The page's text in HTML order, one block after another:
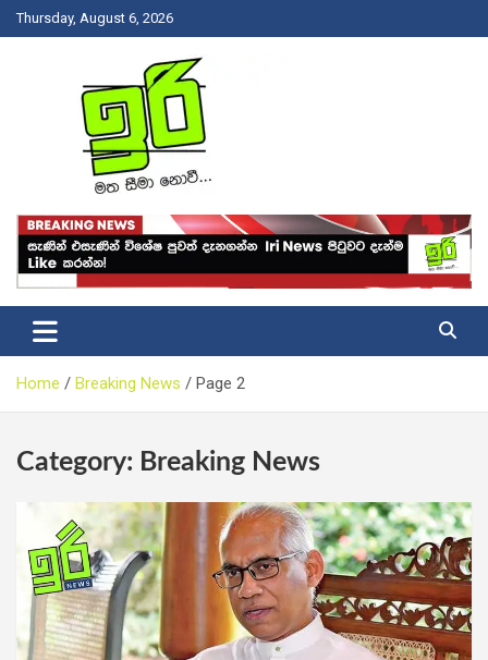
Skip
to
Thursday, August 6, 2026
Iri News
Home Breaking News Page 2
Category: Breaking News